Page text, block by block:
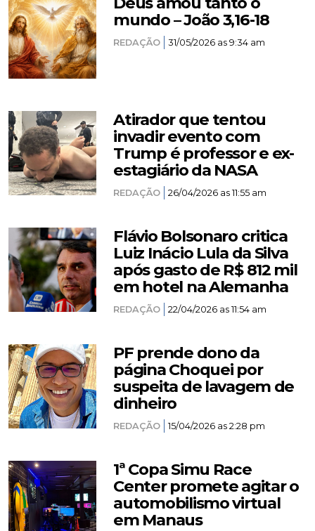
mundo – João 3,16-18
REDAÇÃO 31/05/2026 as 9:34 am
Atirador que tentou
invadir evento com
Trump é professor e ex-
estagiário da NASA
REDAÇÃO 26/04/2026 as 11:55 am
Flávio Bolsonaro critica
Luiz Inácio Lula da Silva
após gasto de R$ 812 mil
em hotel na Alemanha
REDAÇÃO 22/04/2026 as 11:54 am
PF prende dono da
página Choquei por
suspeita de lavagem de
dinheiro
REDAÇÃO 15/04/2026 as 2:28 pm
1ª Copa Simu Race
Center promete agitar o
automobilismo virtual
em Manaus